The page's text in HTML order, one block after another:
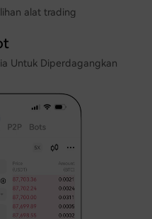
alat trading
Untuk Diperdagangkan